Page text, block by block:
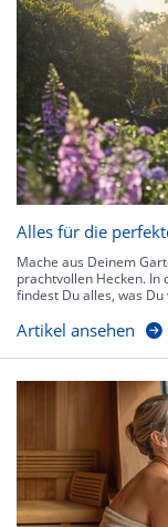
Alles für die
Mache aus Deinem
prachtvollen Hecken. In
findest Du alles, was
Artikel ansehen